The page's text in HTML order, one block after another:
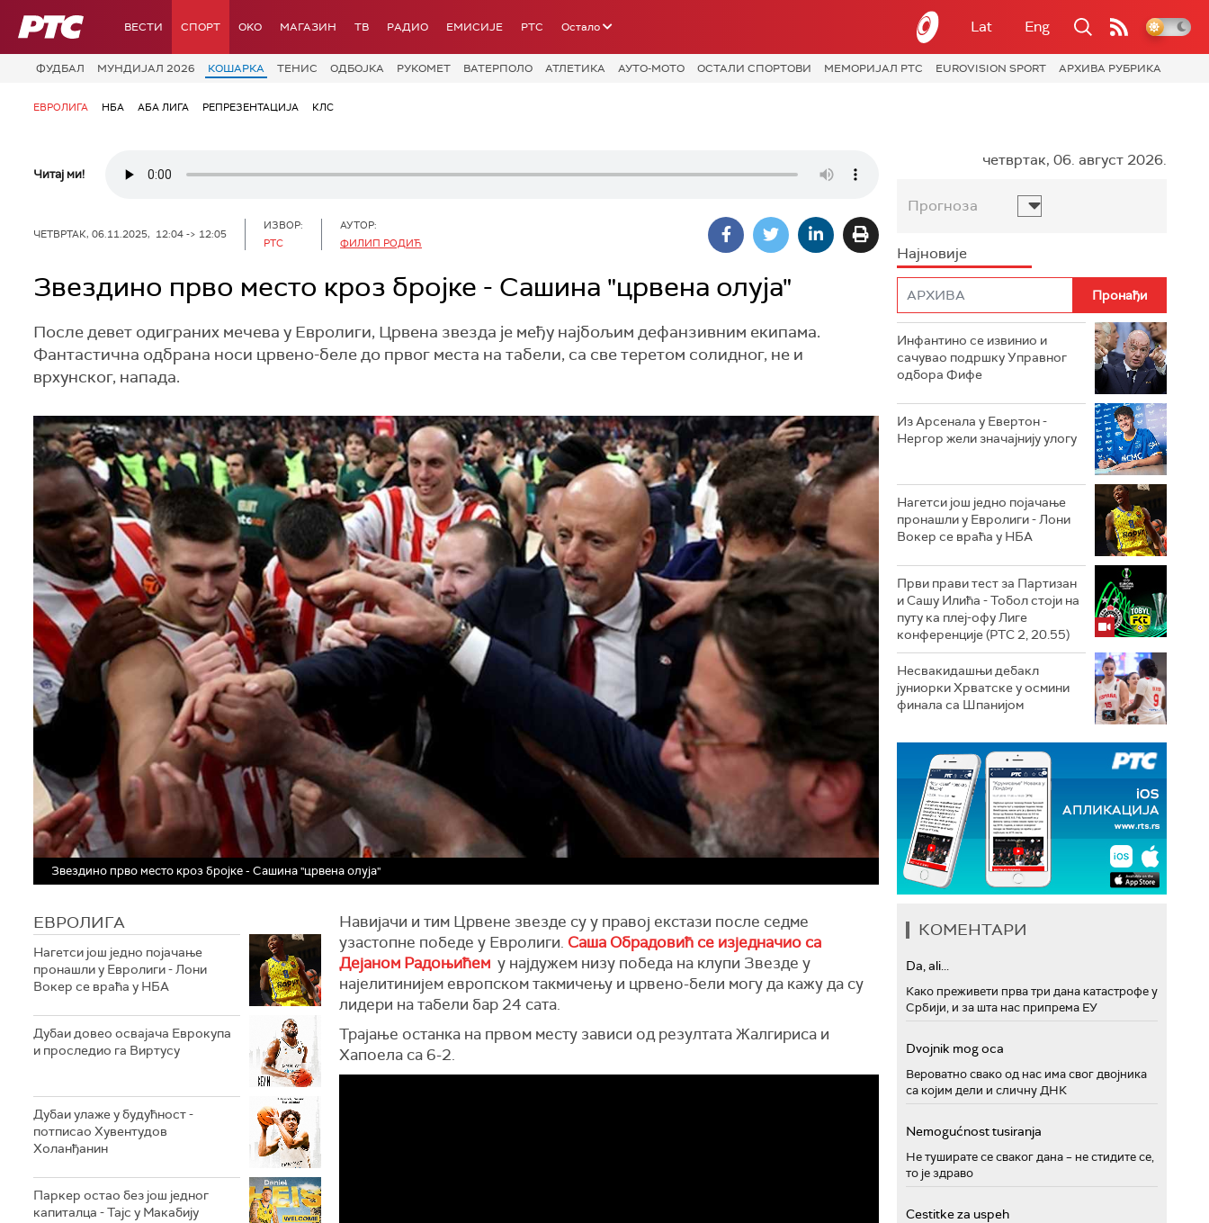
РТС ВЕСТИ СПОРТ OKO МАГАЗИН ТВ РАДИО ЕМИСИЈЕ РТС Остало Lat Eng
ФУДБАЛ МУНДИЈАЛ 2026 КОШАРКА ТЕНИС ОДБОЈКА РУКОМЕТ ВАТЕРПОЛО АТЛЕТИКА АУТО-МОТО ОСТАЛИ СПОРТОВИ МЕМОРИЈАЛ РТС EUROVISION SPORT АРХИВА РУБРИКА
ЕВРОЛИГА НБА АБА ЛИГА РЕПРЕЗЕНТАЦИЈА КЛС
Читај ми!
ЧЕТВРТАК, 06.11.2025, 12:04 -> 12:05
ИЗВОР:
РТС
АУТОР:
ФИЛИП РОДИЋ
Звездино прво место кроз бројке - Сашина "црвена олуја"
После девет одиграних мечева у Евролиги, Црвена звезда је међу најбољим дефанзивним екипама.
Фантастична одбрана носи црвено-беле до првог места на табели, са све теретом солидног, не и
врхунског, напада.
Звездино прво место кроз бројке - Сашина "црвена олуја"
ЕВРОЛИГА
Нагетси још једно појачање
пронашли у Евролиги - Лони
Вокер се враћа у НБА
Дубаи довео освајача Еврокупа
и проследио га Виртусу
Дубаи улаже у будућност -
потписао Хувентудов
Холанђанин
Паркер остао без још једног
капиталца - Тајс у Макабију
Навијачи и тим Црвене звезде су у правој екстази после седме
узастопне победе у Евролиги. Саша Обрадовић се изједначио са
Дејаном Радоњићем у најдужем низу победа на клупи Звезде у
најелитинијем европском такмичењу и црвено-бели могу да кажу да су
лидери на табели бар 24 сата.
Трајање останка на првом месту зависи од резултата Жалгириса и
Хапоела са 6-2.
четвртак, 06. август 2026.
Прогноза
Најновије
Инфантино се извинио и
сачувао подршку Управног
одбора Фифе
Из Арсенала у Евертон -
Нергор жели значајнију улогу
Нагетси још једно појачање
пронашли у Евролиги - Лони
Вокер се враћа у НБА
Први прави тест за Партизан
и Сашу Илића - Тобол стоји на
путу ка плеј-офу Лиге
конференције (РТС 2, 20.55)
Несвакидашњи дебакл
јуниорки Хрватске у осмини
финала са Шпанијом
КОМЕНТАРИ
Da, ali...
Како преживети прва три дана катастрофе у
Србији, и за шта нас припрема ЕУ
Dvojnik mog oca
Вероватно свако од нас има свог двојника
са којим дели и сличну ДНК
Nemogućnost tusiranja
Не туширате се сваког дана – не стидите се,
то је здраво
Cestitke za uspeh